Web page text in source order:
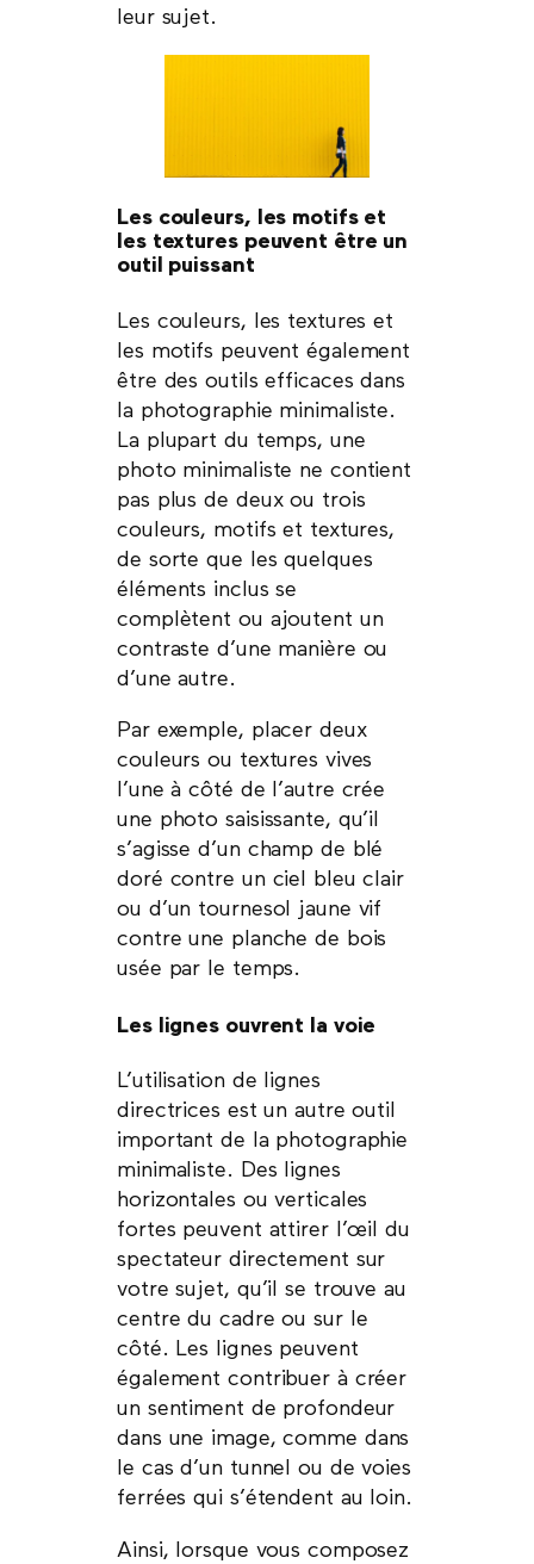
leur sujet.
Les couleurs, les motifs et
les textures peuvent être un
outil puissant
Les couleurs, les textures et
les motifs peuvent également
être des outils efficaces dans
la photographie minimaliste.
La plupart du temps, une
photo minimaliste ne contient
pas plus de deux ou trois
couleurs, motifs et textures,
de sorte que les quelques
éléments inclus se
complètent ou ajoutent un
contraste d’une manière ou
d’une autre.
Par exemple, placer deux
couleurs ou textures vives
l’une à côté de l’autre crée
une photo saisissante, qu’il
s’agisse d’un champ de blé
doré contre un ciel bleu clair
ou d’un tournesol jaune vif
contre une planche de bois
usée par le temps.
Les lignes ouvrent la voie
L’utilisation de lignes
directrices est un autre outil
important de la photographie
minimaliste. Des lignes
horizontales ou verticales
fortes peuvent attirer l’œil du
spectateur directement sur
votre sujet, qu’il se trouve au
centre du cadre ou sur le
côté. Les lignes peuvent
également contribuer à créer
un sentiment de profondeur
dans une image, comme dans
le cas d’un tunnel ou de voies
ferrées qui s’étendent au loin.
Ainsi, lorsque vous composez